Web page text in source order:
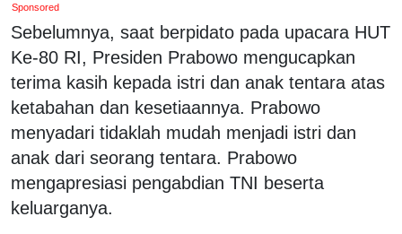
Sponsored
Sebelumnya, saat berpidato pada upacara HUT
Ke-80 RI, Presiden Prabowo mengucapkan
terima kasih kepada istri dan anak tentara atas
ketabahan dan kesetiaannya. Prabowo
menyadari tidaklah mudah menjadi istri dan
anak dari seorang tentara. Prabowo
mengapresiasi pengabdian TNI beserta
keluarganya.